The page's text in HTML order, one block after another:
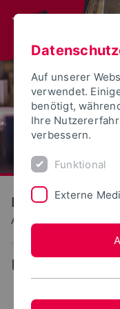
Landwirtschaft,
Autonome
Auf unserer
verwendet.
benötigt,
Ihre
verbessern.
Funktional
Externe